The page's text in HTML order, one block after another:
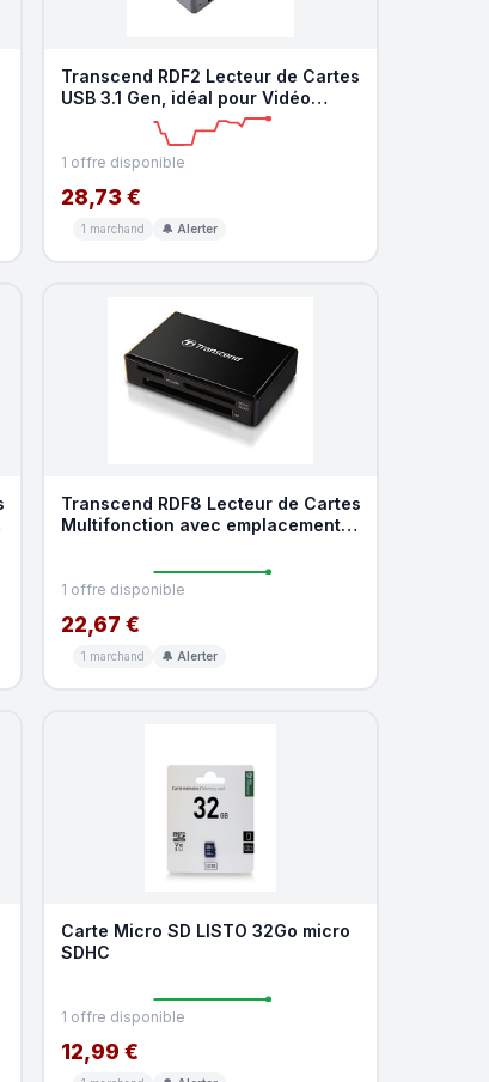
Transcend RDF2 Lecteur de Cartes
USB 3.1 Gen, idéal pour Vidéo
Haute Résolution,
1 offre disponible
28,73 €
1 marchand 🔔 Alerter
Transcend RDF8 Lecteur de Cartes
Multifonction avec emplacements
1 offre disponible
22,67 €
1 marchand 🔔 Alerter
Carte Micro SD LISTO 32Go micro
SDHC
1 offre disponible
12,99 €